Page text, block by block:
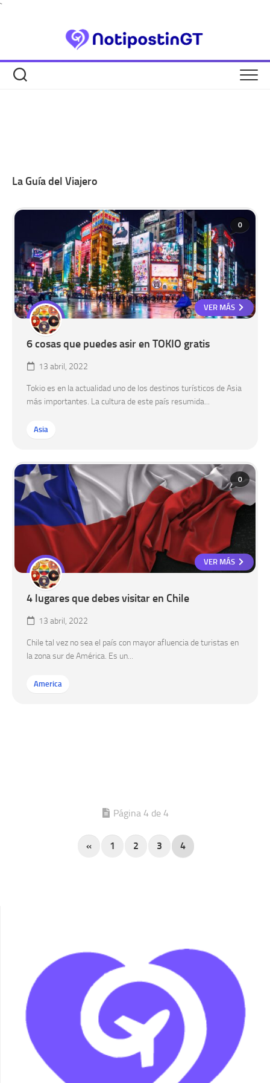
`Skip
La Guía del Viajero
0
VER MÁS
6 cosas que puedes asir en TOKIO gratis
13 abril, 2022
Tokio es en la actualidad uno de los destinos turísticos de Asia
más importantes. La cultura de este país resumida...
Asia
0
VER MÁS
4 lugares que debes visitar en Chile
13 abril, 2022
Chile tal vez no sea el país con mayor afluencia de turistas en
la zona sur de América. Es un...
America
Página 4 de 4
« 1 2 3 4